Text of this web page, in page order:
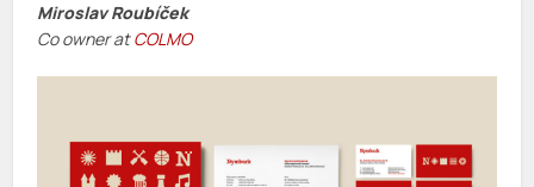
Miroslav Roubíček
Co owner atCOLMO